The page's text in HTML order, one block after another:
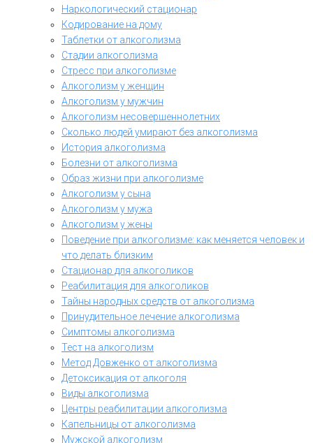
Наркологический стационар
Кодирование на дому
Таблетки от алкоголизма
Стадии алкоголизма
Стресс при алкоголизме
Алкоголизм у женщин
Алкоголизм у мужчин
Алкоголизм несовершеннолетних
Сколько людей умирают без алкоголизма
История алкоголизма
Болезни от алкоголизма
Образ жизни при алкоголизме
Алкоголизм у сына
Алкоголизм у мужа
Алкоголизм у жены
Поведение при алкоголизме: как меняется человек и
что делать близким
Стационар для алкоголиков
Реабилитация для алкоголиков
Тайны народных средств от алкоголизма
Принудительное лечение алкоголизма
Симптомы алкоголизма
Тест на алкоголизм
Метод Довженко от алкоголизма
Детоксикация от алкоголя
Виды алкоголизма
Центры реабилитации алкоголизма
Капельницы от алкоголизма
Мужской алкоголизм